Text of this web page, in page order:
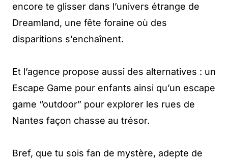
encore te glisser dans l’univers étrange de
Dreamland, une fête foraine où des
disparitions s’enchaînent.
Et l’agence propose aussi des alternatives : un
Escape Game pour enfants ainsi qu’un escape
game “outdoor” pour explorer les rues de
Nantes façon chasse au trésor.
Bref, que tu sois fan de mystère, adepte de